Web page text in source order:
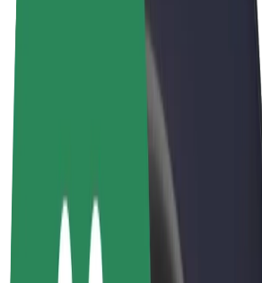
Bolt Drive
Biznes üçün Bolt
Elektrikli velosipedlər